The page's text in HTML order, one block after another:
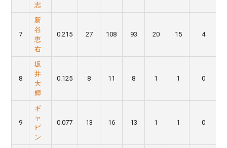
志
7
新
谷
恵
右
0.215 27 108 93 20 15 4
8
坂
井
大
輝
0.125 8 11 8 1 1 0
9
ギ
ャ
ビ
ン
0.077 13 16 13 1 1 0